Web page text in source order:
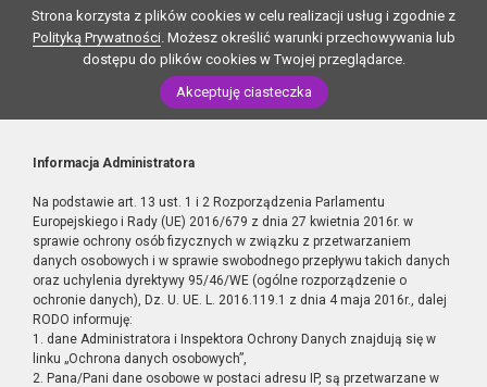
Strona korzysta z plików cookies w celu realizacji usług i zgodnie z
Polityką Prywatności. Możesz określić warunki przechowywania lub
dostępu do plików cookies w Twojej przeglądarce.
Akceptuję ciasteczka
Informacja Administratora
Na podstawie art. 13 ust. 1 i 2 Rozporządzenia Parlamentu
Europejskiego i Rady (UE) 2016/679 z dnia 27 kwietnia 2016r. w
sprawie ochrony osób fizycznych w związku z przetwarzaniem
danych osobowych i w sprawie swobodnego przepływu takich danych
oraz uchylenia dyrektywy 95/46/WE (ogólne rozporządzenie o
ochronie danych), Dz. U. UE. L. 2016.119.1 z dnia 4 maja 2016r., dalej
RODO informuję:
1. dane Administratora i Inspektora Ochrony Danych znajdują się w
linku „Ochrona danych osobowych”,
2. Pana/Pani dane osobowe w postaci adresu IP, są przetwarzane w